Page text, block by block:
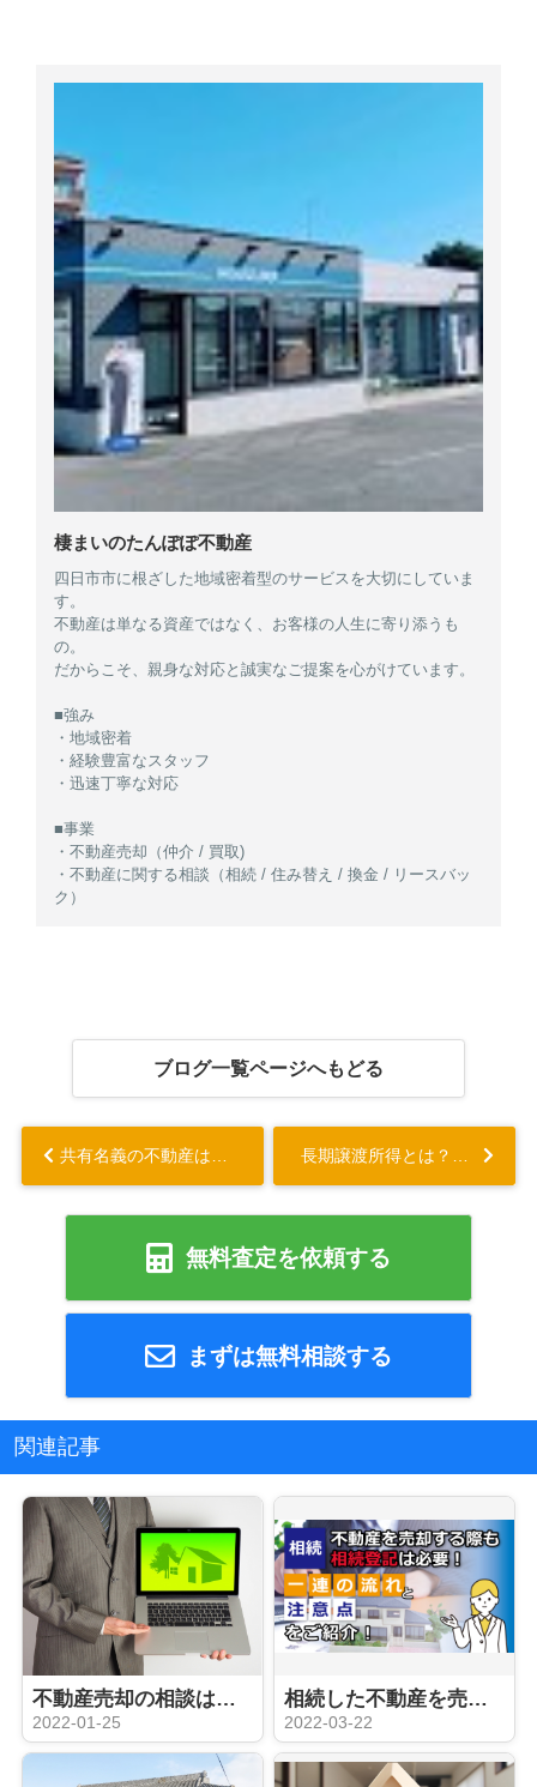
棲まいのたんぽぽ不動産
四日市市に根ざした地域密着型のサービスを大切にしていま
す。
不動産は単なる資産ではなく、お客様の人生に寄り添うも
の。
だからこそ、親身な対応と誠実なご提案を心がけています。
■強み
・地域密着
・経験豊富なスタッフ
・迅速丁寧な対応
■事業
・不動産売却（仲介 / 買取)
・不動産に関する相談（相続 / 住み替え / 換金 / リースバッ
ク）
ブログ一覧ページへもどる
無料査定を依頼する
まずは無料相談する
関連記事
不動産売却の相談はどこにする？相続などの内容別にご紹介
2022-01-25
相続した不動産を売却する際も相続登記は必要！一連の流れと注意点をご紹介
2022-03-22